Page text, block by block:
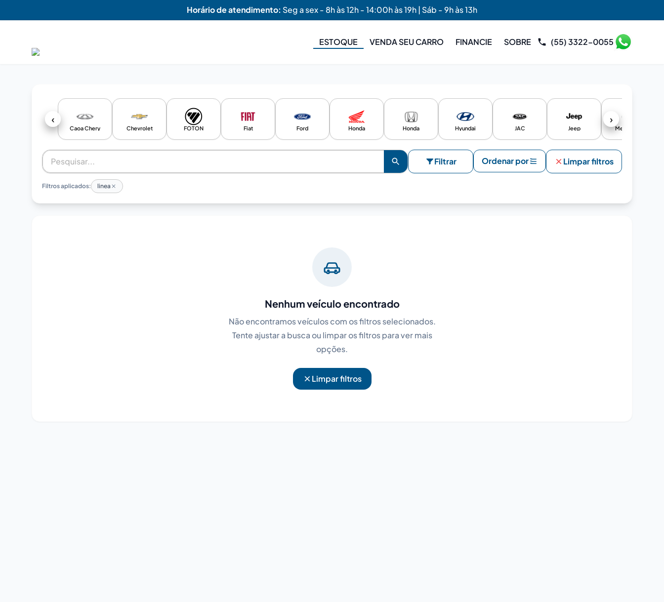
Horário de atendimento: Seg a sex - 8h às 12h - 14:00h às 19h | Sáb - 9h às 13h
ESTOQUE VENDA SEU CARRO FINANCIE SOBRE (55) 3322-0055
‹ ›
Caoa Chery Chevrolet FOTON Fiat Ford Honda Honda Hyundai JAC Jeep Mercedes
Filtrar Ordenar por Limpar filtros
Filtros aplicados: linea
Nenhum veículo encontrado
Não encontramos veículos com os filtros selecionados.
Tente ajustar a busca ou limpar os filtros para ver mais
opções.
Limpar filtros